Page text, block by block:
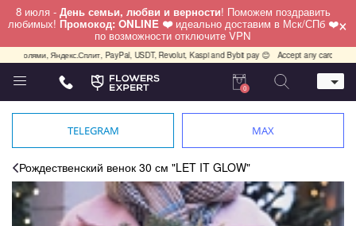
8 июля - День семьи, любви и верности! Поможем поздравить
любимых! Промокод: ONLINE ❤️ идеально доставим в Мск/СПб ❤️
по возможности отключите VPN ×
Яндекс.Сплит, PayPal, USDT, Revolut, Kaspi and Bybit pay 😊 Accept any cards any
Телефон
+7 (812) 425 36 05
Санкт-Петербург,
Лизы Чайкиной 25
работаем круглосуточно
0
TELEGRAM MAX
Рождественский венок 30 см "LET IT GLOW"